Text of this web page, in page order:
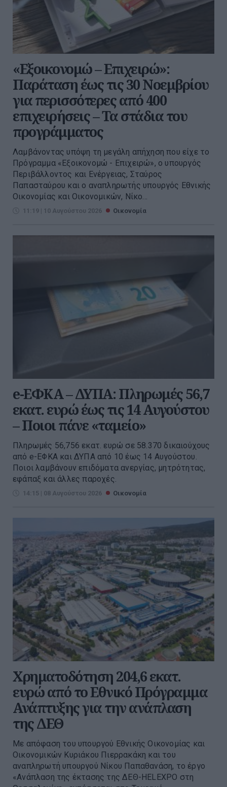
«Εξοικονομώ – Επιχειρώ»:
Παράταση έως τις 30 Νοεμβρίου
για περισσότερες από 400
επιχειρήσεις – Τα στάδια του
προγράμματος
Λαμβάνοντας υπόψη τη μεγάλη απήχηση που είχε το
Πρόγραμμα «Εξοικονομώ - Επιχειρώ», ο υπουργός
Περιβάλλοντος και Ενέργειας, Σταύρος
Παπασταύρου και ο αναπληρωτής υπουργός Εθνικής
Οικονομίας και Οικονομικών, Νίκο...
11:19 | 10 Αυγούστου 2026 Οικονομία
e-ΕΦΚΑ – ΔΥΠΑ: Πληρωμές 56,7
εκατ. ευρώ έως τις 14 Αυγούστου
– Ποιοι πάνε «ταμείο»
Πληρωμές 56,756 εκατ. ευρώ σε 58.370 δικαιούχους
από e-ΕΦΚΑ και ΔΥΠΑ από 10 έως 14 Αυγούστου.
Ποιοι λαμβάνουν επιδόματα ανεργίας, μητρότητας,
εφάπαξ και άλλες παροχές.
14:15 | 08 Αυγούστου 2026 Οικονομία
Χρηματοδότηση 204,6 εκατ.
ευρώ από το Εθνικό Πρόγραμμα
Ανάπτυξης για την ανάπλαση
της ΔΕΘ
Με απόφαση του υπουργού Εθνικής Οικονομίας και
Οικονομικών Κυριάκου Πιερρακάκη και του
αναπληρωτή υπουργού Νίκου Παπαθανάση, το έργο
«Ανάπλαση της έκτασης της ΔΕΘ-HELEXPO στη